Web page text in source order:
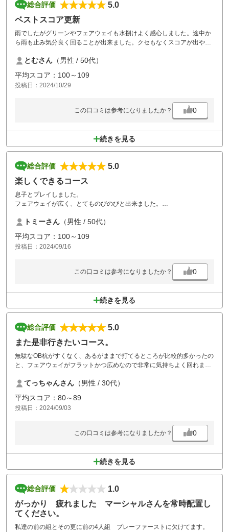
総合評価
5.0
ベストスコア更新
雨でしたがグリーンやフェアウェイも水捌けよく感心しました。途中か
ら雨も止み気分良く回ることが出来ました。クセもなくスコアが出やす
とむさん （男性 / 50代）
平均スコア：100～109
投稿日：2024/10/29
この口コミは参考になりましたか？ 0
続きを見る
総合評価
5.0
楽しくできるコース
息子とプレイしました。
フェアウェイが広く、とてものびのびと出来ました。
食事も美味しかったです。
ただ残念なのは、グリーンのボールマークがそのままだったことです。
自分は必ずボールマークを補修するのですが、こんな素晴らしいコース
に来るプレイヤーがボールマークを直さないことにとても残念な気持ち
でも久しぶりに100切れたのでまた期待です。
トミーさん （男性 / 50代）
平均スコア：100～109
投稿日：2024/09/16
この口コミは参考になりましたか？ 0
続きを見る
総合評価
5.0
また是非行きたいコース。
無駄なOB杭がすくなく、あるがままで打てるところが比較的多かったの
と、フェアウェイがフラットかつ広めなので非常に気持ちよく回れまし
また来たいコースです！
芝の養成のために砂地が多かったのが残念だったので4にはしました
が、これは致し方ないですね。きっとトップシーズンには青々としたフ
ェアウェイが広がるんだと思います。
てっちゃんさん （男性 / 30代）
平均スコア：80～89
投稿日：2024/09/03
この口コミは参考になりましたか？ 0
続きを見る
総合評価
1.0
がっかり 疲れました マーシャルさんを常時配置し
てください。
私達の前の組とその更に前の4人組 プレーファーストに欠けてます。